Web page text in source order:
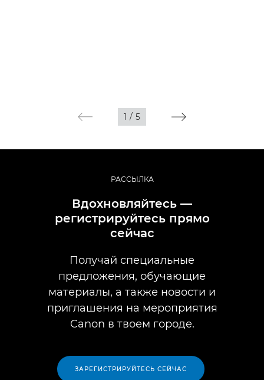
1 / 5
РАССЫЛКА
Вдохновляйтесь —
регистрируйтесь прямо
сейчас
Получай специальные
предложения, обучающие
материалы, а также новости и
приглашения на мероприятия
Canon в твоем городе.
ЗАРЕГИСТРИРУЙТЕСЬ СЕЙЧАС